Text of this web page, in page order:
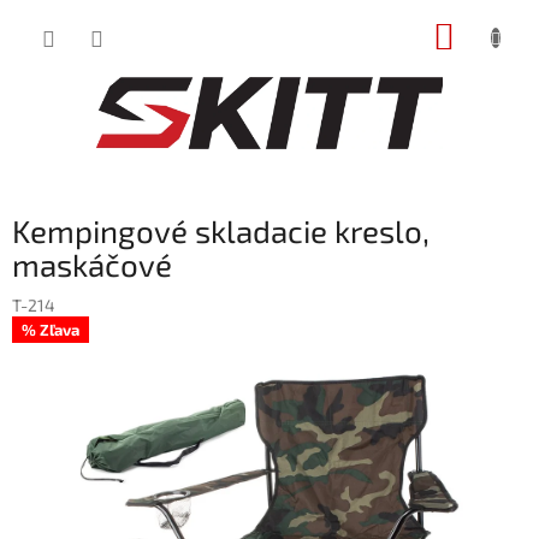
Kempingové skladacie kreslo,
maskáčové
T-214
% Zľava